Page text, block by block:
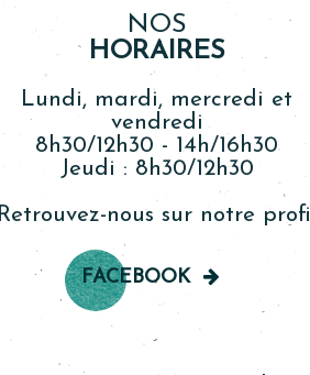
NOS
HORAIRES
Lundi, mardi, mercredi et
vendredi
8h30/12h30 - 14h/16h30
Jeudi : 8h30/12h30
Retrouvez-nous sur notre profil
FACEBOOK